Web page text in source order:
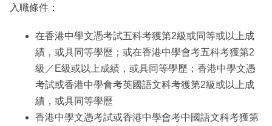
入職條件：
在香港中學文憑考試五科考獲第2級或同等或以上成
績，或具同等學歷；或在香港中學會考五科考獲第2
級／E級或以上成績，或具同等學歷；香港中學文憑
考試或香港中學會考英國語文科考獲第2級或以上成
績，或具同等學歷
香港中學文憑考試或香港中學會考中國語文科考獲第